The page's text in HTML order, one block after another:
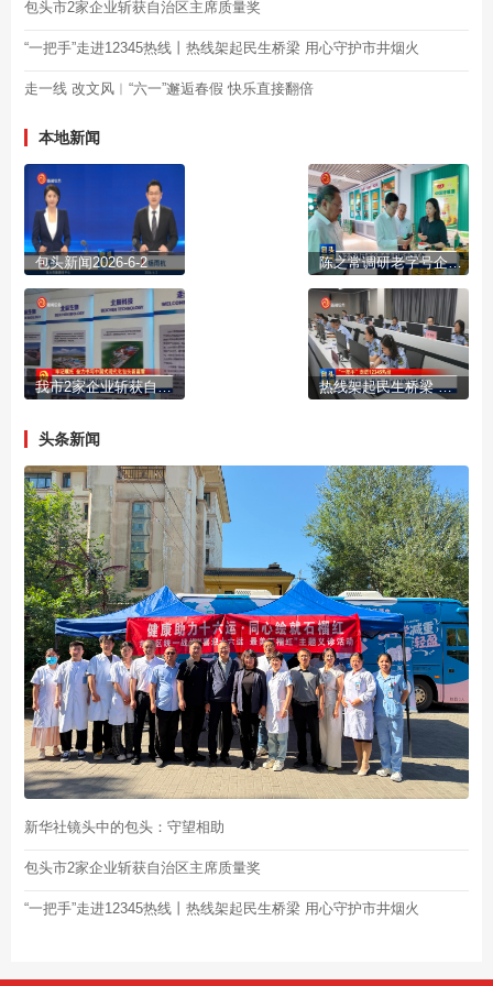
包头市2家企业斩获自治区主席质量奖
“一把手”走进12345热线丨热线架起民生桥梁 用心守护市井烟火
走一线 改文风︱“六一”邂逅春假 快乐直接翻倍
本地新闻
包头新闻2026-6-2 陈之常调研老字号企业创新发展工作
我市2家企业斩获自治区主席质量奖 热线架起民生桥梁 用心守护市井烟火
头条新闻
新华社镜头中的包头：守望相助
包头市2家企业斩获自治区主席质量奖
“一把手”走进12345热线丨热线架起民生桥梁 用心守护市井烟火